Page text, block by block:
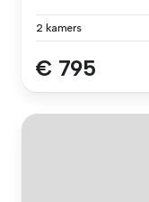
2 kamers
€ 795